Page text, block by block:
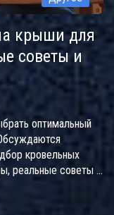
крыши для
советы и
оптимальный
кровельных
реальные советы и
действительно